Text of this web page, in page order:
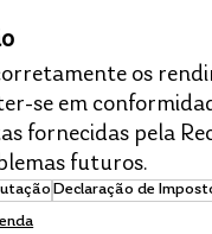
os
se em
fornecidas pela
futuros.
Declaração de